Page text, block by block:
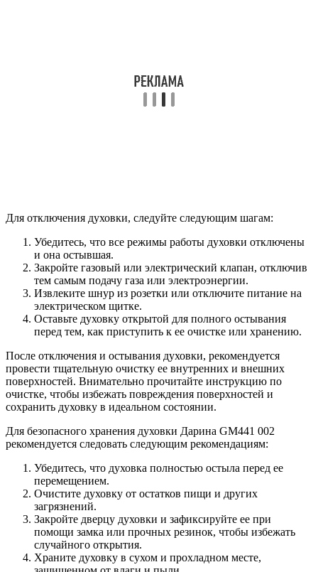
Для отключения духовки, следуйте следующим шагам:
Убедитесь, что все режимы работы духовки отключены
и она остывшая.
Закройте газовый или электрический клапан, отключив
тем самым подачу газа или электроэнергии.
Извлеките шнур из розетки или отключите питание на
электрическом щитке.
Оставьте духовку открытой для полного остывания
перед тем, как приступить к ее очистке или хранению.
После отключения и остывания духовки, рекомендуется
провести тщательную очистку ее внутренних и внешних
поверхностей. Внимательно прочитайте инструкцию по
очистке, чтобы избежать повреждения поверхностей и
сохранить духовку в идеальном состоянии.
Для безопасного хранения духовки Дарина GM441 002
рекомендуется следовать следующим рекомендациям:
Убедитесь, что духовка полностью остыла перед ее
перемещением.
Очистите духовку от остатков пищи и других
загрязнений.
Закройте дверцу духовки и зафиксируйте ее при
помощи замка или прочных резинок, чтобы избежать
случайного открытия.
Храните духовку в сухом и прохладном месте,